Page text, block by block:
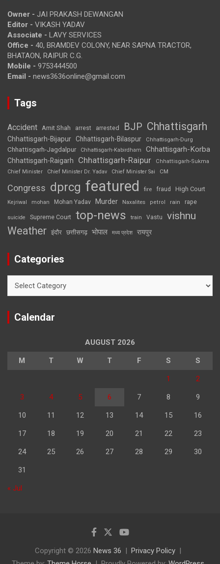
Owner - JAI PRAKASH DEWANGAN
Editor - VIKASH YADAV
Associate - LAVY SERVICES
Office - 40, BRAMDEV COLONY, NEAR SAPNA TRACTOR,
BHATAON, RAIPUR C.G.
Mobile - 9753444500
Email - news3636online@gmail.com
Tags
Accident Amit Shah arrest arrested BJP Chhattisgarh
Chhattisgarh-Bijapur Chhattisgarh-Bilaspur Chhattisgarh-Durg
Chhattisgarh-Jagdalpur Chhattisgarh-Kabirdham Chhattisgarh-Korba
Chhattisgarh-Raigarh Chhattisgarh-Raipur
Chhattisgarh-Sukma
Chief Minister
Chief Minister Dr. Yadav Chief Minister Sai CM
Congress dprcg featured fire fraud High Court
Kejriwal mohan Mohan Yadav Murder Naxalites petrol rain rape
suicide Supreme Court top-news train Vastu vishnu
Weather इंदौर छत्तीसगढ़ भोपाल मध्य प्रदेश रायपुर
Categories
Calendar
AUGUST 2026
M T W T F S S
1 2
3 4 5 6 7 8 9
10 11 12 13 14 15 16
17 18 19 20 21 22 23
24 25 26 27 28 29 30
31
« Jul
Copyright © 2026 News 36
Privacy Policy